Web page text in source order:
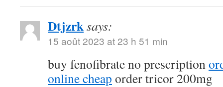
Dtjzrksays:
15 août 2023 at 23 h 51 min
buy fenofibrate no prescription
online cheap order tricor 200mg